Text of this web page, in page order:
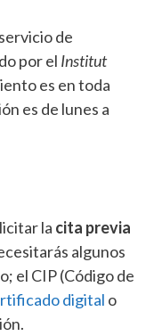
de
por el Institut
es en toda
es de lunes a
la cita previa
algunos
el CIP (Código de
digital o